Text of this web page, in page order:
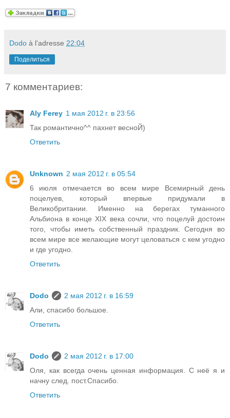
Dodo à l'adresse 22:04
Поделиться
7 комментариев:
Aly Ferey 1 мая 2012 г. в 23:56
Так романтично^^ пахнет весноЙ)
Ответить
Unknown 2 мая 2012 г. в 05:54
6 июля отмечается во всем мире Всемирный день
поцелуев, который впервые придумали в
Великобритании. Именно на берегах туманного
Альбиона в конце XIX века сочли, что поцелуй достоин
того, чтобы иметь собственный праздник. Сегодня во
всем мире все желающие могут целоваться с кем угодно
и где угодно.
Ответить
Dodo
2 мая 2012 г. в 16:59
Али, спасибо большое.
Ответить
Dodo
2 мая 2012 г. в 17:00
Оля, как всегда очень ценная информация. С неё я и
начну след. пост.Спасибо.
Ответить